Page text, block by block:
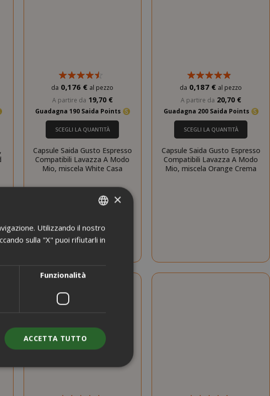
da 0,176 € al pezzo
A partire da 19,70 €
Guadagna 190 Saida Points
SCEGLI LA QUANTITÀ
Capsule Saida Gusto Espresso
Compatibili Lavazza A Modo
Mio, miscela White Casa
da 0,187 € al pezzo
A partire da 20,70 €
Guadagna 200 Saida Points
SCEGLI LA QUANTITÀ
Capsule Saida Gusto Espresso
Compatibili Lavazza A Modo
Mio, miscela Orange Crema
ITALIAN
ENGLISH
×
Utilizzando il nostro
sulla "X" puoi rifiutarli in
Funzionalità
ACCETTA TUTTO